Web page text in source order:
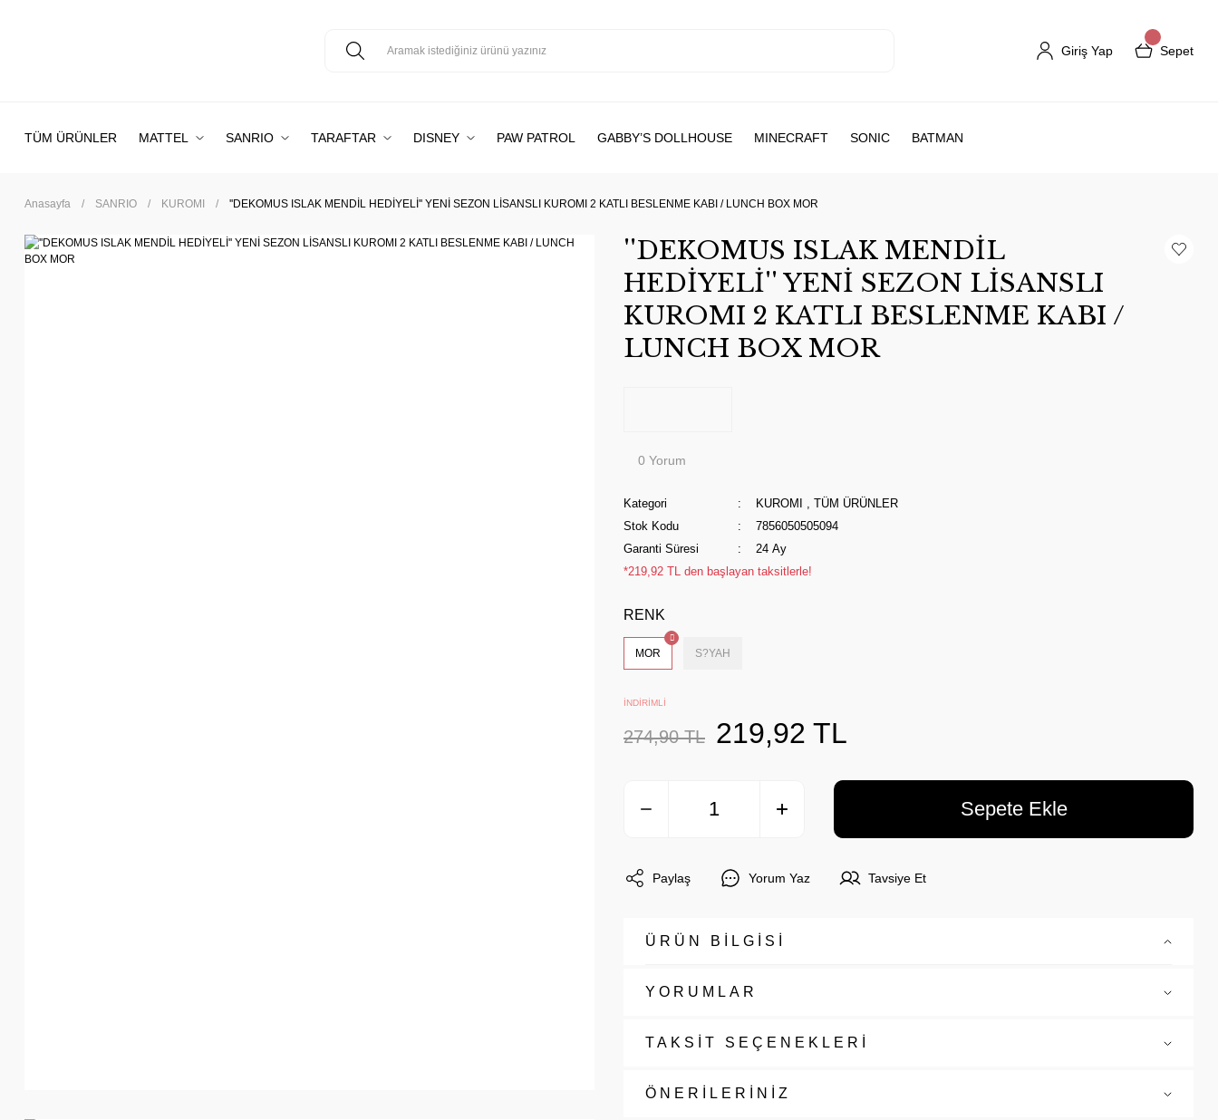
Giriş Yap Sepet
TÜM ÜRÜNLER MATTEL SANRIO TARAFTAR DISNEY PAW PATROL GABBY’S DOLLHOUSE MINECRAFT SONIC BATMAN
Anasayfa SANRIO KUROMI ''DEKOMUS ISLAK MENDİL HEDİYELİ'' YENİ SEZON LİSANSLI KUROMI 2 KATLI BESLENME KABI / LUNCH BOX MOR
''DEKOMUS ISLAK MENDİL
HEDİYELİ'' YENİ SEZON LİSANSLI
KUROMI 2 KATLI BESLENME KABI /
LUNCH BOX MOR
0 Yorum
Kategori KUROMI , TÜM ÜRÜNLER
Stok Kodu
7856050505094
Garanti Süresi
24 Ay
*219,92 TL den başlayan taksitlerle!
RENK
MOR S?YAH
İNDİRİMLİ
274,90 TL 219,92 TL
Sepete Ekle
Paylaş Yorum Yaz Tavsiye Et
ÜRÜN BİLGİSİ
YORUMLAR
TAKSİT SEÇENEKLERİ
ÖNERİLERİNİZ